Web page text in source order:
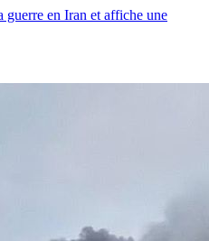
guerre en Iran et affiche une